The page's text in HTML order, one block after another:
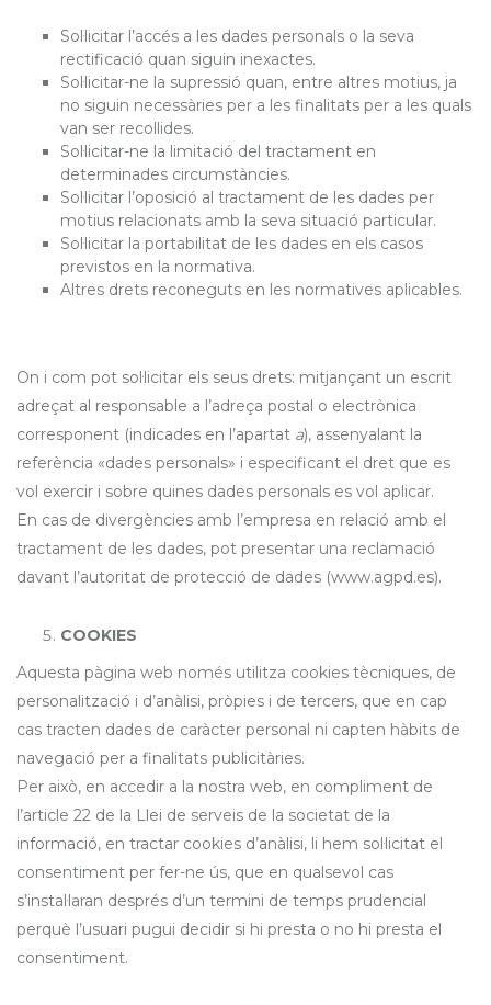
Sol·licitar l’accés a les dades personals o la seva
rectificació quan siguin inexactes.
Sol·licitar-ne la supressió quan, entre altres motius, ja
no siguin necessàries per a les finalitats per a les quals
van ser recollides.
Sol·licitar-ne la limitació del tractament en
determinades circumstàncies.
Sol·licitar l’oposició al tractament de les dades per
motius relacionats amb la seva situació particular.
Sol·licitar la portabilitat de les dades en els casos
previstos en la normativa.
Altres drets reconeguts en les normatives aplicables.
On i com pot sol·licitar els seus drets: mitjançant un escrit
adreçat al responsable a l’adreça postal o electrònica
corresponent (indicades en l’apartat a), assenyalant la
referència «dades personals» i especificant el dret que es
vol exercir i sobre quines dades personals es vol aplicar.
En cas de divergències amb l’empresa en relació amb el
tractament de les dades, pot presentar una reclamació
davant l’autoritat de protecció de dades (www.agpd.es).
COOKIES
Aquesta pàgina web només utilitza cookies tècniques, de
personalització i d’anàlisi, pròpies i de tercers, que en cap
cas tracten dades de caràcter personal ni capten hàbits de
navegació per a finalitats publicitàries.
Per això, en accedir a la nostra web, en compliment de
l’article 22 de la Llei de serveis de la societat de la
informació, en tractar cookies d’anàlisi, li hem sol·licitat el
consentiment per fer-ne ús, que en qualsevol cas
s’instal·laran després d’un termini de temps prudencial
perquè l’usuari pugui decidir si hi presta o no hi presta el
consentiment.